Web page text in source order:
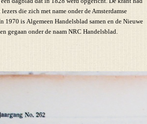
die zich met name onder de Amsterdamse
1970 is Algemeen Handelsblad samen en de Nieuwe
gegaan onder de naam NRC Handelsblad.